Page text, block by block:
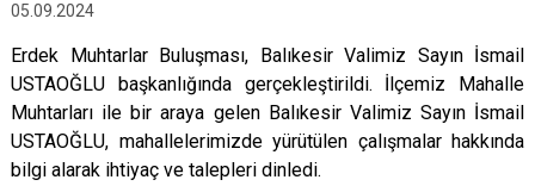
05.09.2024
Erdek Muhtarlar Buluşması, Balıkesir Valimiz Sayın İsmail
USTAOĞLU başkanlığında gerçekleştirildi. İlçemiz Mahalle
Muhtarları ile bir araya gelen Balıkesir Valimiz Sayın İsmail
USTAOĞLU, mahallelerimizde yürütülen çalışmalar hakkında
bilgi alarak ihtiyaç ve talepleri dinledi.